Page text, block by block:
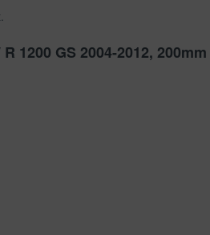
1200 GS 2004-2012,